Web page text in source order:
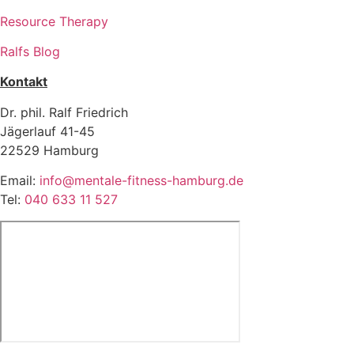
Resource Therapy
Ralfs Blog
Kontakt
Dr. phil. Ralf Friedrich
Jägerlauf 41-45
22529 Hamburg
Email: info@mentale-fitness-hamburg.de
Tel: 040 633 11 527